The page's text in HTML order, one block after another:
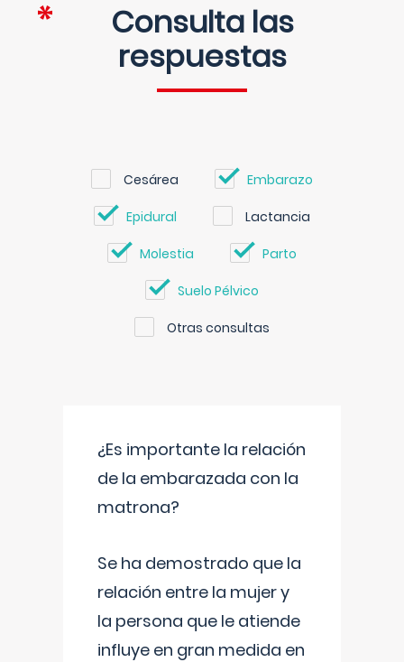
Consulta las
respuestas
Cesárea Embarazo
Epidural Lactancia
Molestia Parto
Suelo Pélvico
Otras consultas
¿Es importante la relación
de la embarazada con la
matrona?
Se ha demostrado que la
relación entre la mujer y
la persona que le atiende
influye en gran medida en